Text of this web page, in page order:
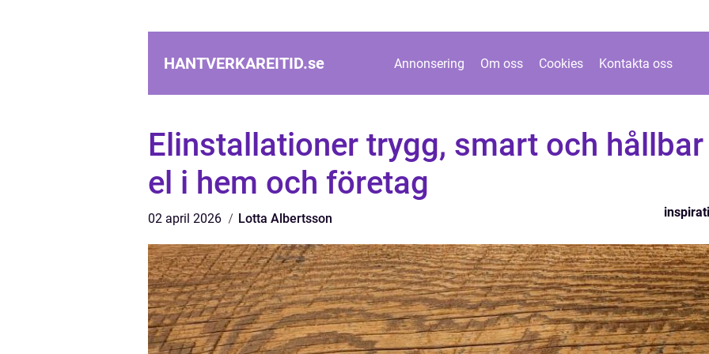
HANTVERKAREITID.se Annonsering Om oss Cookies Kontakta oss
Elinstallationer trygg, smart och hållbar
el i hem och företag
02 april 2026 Lotta Albertsson